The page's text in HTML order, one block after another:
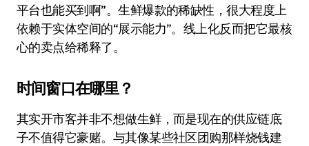
平台也能买到啊”。生鲜爆款的稀缺性，很大程度上
依赖于实体空间的“展示能力”。线上化反而把它最核
心的卖点给稀释了。
时间窗口在哪里？
其实开市客并非不想做生鲜，而是现在的供应链底
子不值得它豪赌。与其像某些社区团购那样烧钱建